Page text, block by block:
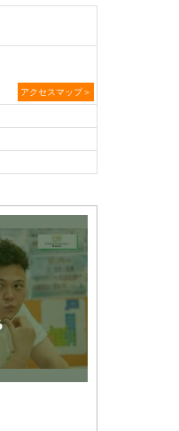
アクセスマップ＞